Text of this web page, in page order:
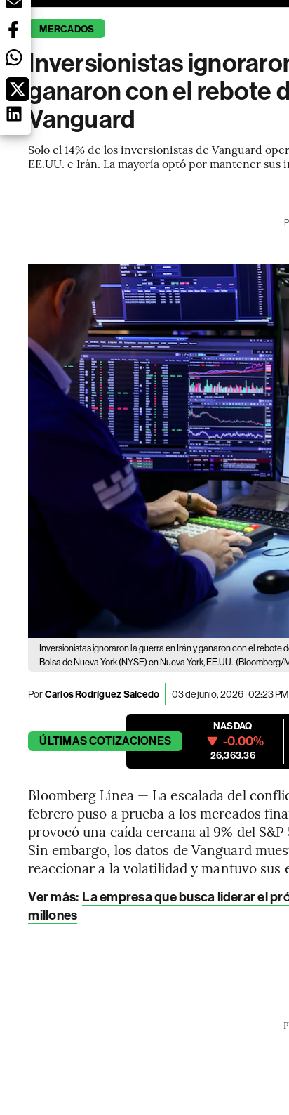
MERCADOS
Inversionistas
ganaron con el rebote
Vanguard
Solo el 14% de los inversionistas de Vanguard
EE.UU. e Irán. La mayoría optó por mantener sus
Inversionistas ignoraron la guerra en Irán y ganaron con el rebote
Bolsa de Nueva York (NYSE) en Nueva York, EE.UU. (Bloomberg/
PorCarlos Rodríguez Salcedo 03 de junio, 2026 | 02:23 PM
ÚLTIMASCOTIZACIONES
NASDAQ
-0.00%
26,363.36
Bloomberg Línea — La escalada del
febrero puso a prueba a los mercados
provocó una caída cercana al 9% del
Sin embargo, los datos de Vanguard
reaccionar a la volatilidad y mantuvo sus
Ver más: La empresa que busca liderar el
millones